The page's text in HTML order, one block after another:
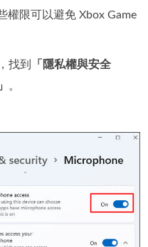
權限可以避免 Xbox Game
，找到
「隱私權與安全
。